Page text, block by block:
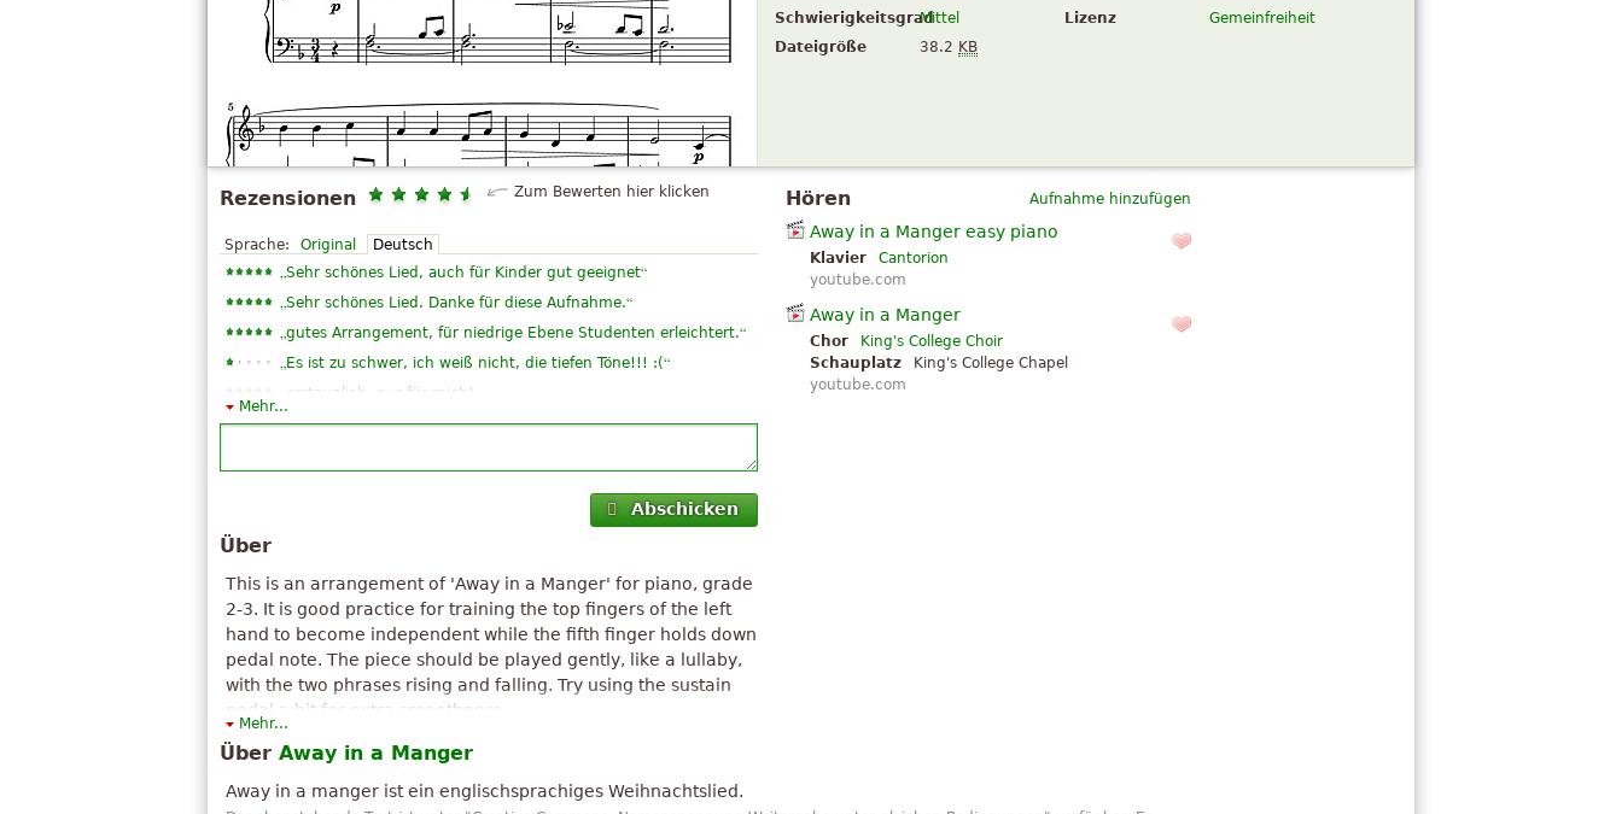
SchwierigkeitsgradMittel Lizenz
Gemeinfreiheit
Dateigröße
38.2 KB
Aufnahme hinzufügen
Hören
Away in a Manger easy piano
Klavier
Cantorion
youtube.com
Away in a Manger
Chor
King's College Choir
Schauplatz
King's College Chapel
youtube.com
Rezensionen Zum Bewerten hier klicken
Sprache: Original Deutsch
„Sehr schönes Lied, auch für Kinder gut geeignet“
„Sehr schönes Lied. Danke für diese Aufnahme.“
„gutes Arrangement, für niedrige Ebene Studenten erleichtert.“
„Es ist zu schwer, ich weiß nicht, die tiefen Töne!!! :(“
erstaunlich, nur für mich!
genau das, was ich suchte“
Ich liebte den Frieden der Musik war es sehr gut“
Alles anzeigen (27)
Mehr...
Abschicken
Über
This is an arrangement of 'Away in a Manger' for piano, grade
2-3. It is good practice for training the top fingers of the left
hand to become independent while the fifth finger holds down
pedal note. The piece should be played gently, like a lullaby,
with the two phrases rising and falling. Try using the sustain
pedal a bit for extra smoothness.
No-one is quite sure who wrote the words of 'Away in a Manger',
and this has led to some heated arguments between academic
Mehr...
Über Away in a Manger
Away in a manger ist ein englischsprachiges Weihnachtslied.